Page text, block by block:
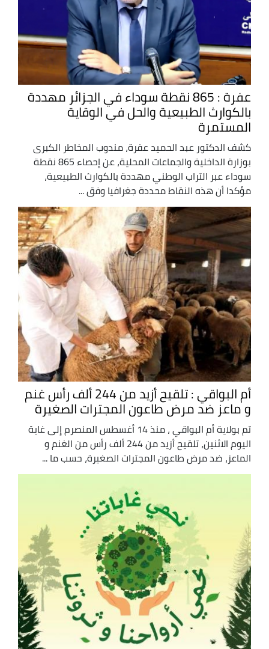
عفرة : 865 نقطة سوداء في الجزائر مهددة
بالكوارث الطبيعية والحل في الوقاية
المستمرة
كشف الدكتور عبد الحميد عفرة، مندوب المخاطر الكبرى
بوزارة الداخلية والجماعات المحلية، عن إحصاء 865 نقطة
سوداء عبر التراب الوطني مهددة بالكوارث الطبيعية،
مؤكدا أن هذه النقاط محددة جغرافيا وفق ...
أم البواقي : تلقيح أزيد من 244 ألف رأس غنم
و ماعز ضد مرض طاعون المجترات الصغيرة
تم بولاية أم البواقي ، منذ 14 أغسطس المنصرم إلى غاية
اليوم الاثنين، تلقيح أزيد من 244 ألف رأس من الغنم و
الماعز، ضد مرض طاعون المجترات الصغيرة، حسب ما ...